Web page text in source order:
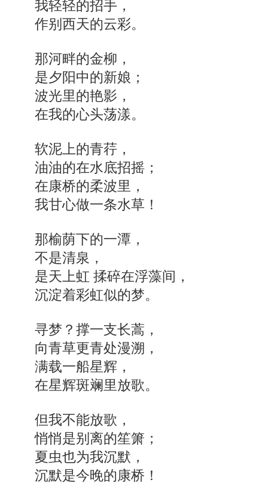
我轻轻的招手，
作别西天的云彩。
那河畔的金柳，
是夕阳中的新娘；
波光里的艳影，
在我的心头荡漾。
软泥上的青荇，
油油的在水底招摇；
在康桥的柔波里，
我甘心做一条水草！
那榆荫下的一潭，
不是清泉，
是天上虹 揉碎在浮藻间，
沉淀着彩虹似的梦。
寻梦？撑一支长蒿，
向青草更青处漫溯，
满载一船星辉，
在星辉斑斓里放歌。
但我不能放歌，
悄悄是别离的笙箫；
夏虫也为我沉默，
沉默是今晚的康桥！